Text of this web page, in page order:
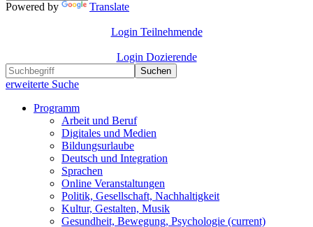
Powered by Translate
Login Teilnehmende
Login Dozierende
Suchen
erweiterte Suche
Programm
Arbeit und Beruf
Digitales und Medien
Bildungsurlaube
Deutsch und Integration
Sprachen
Online Veranstaltungen
Politik, Gesellschaft, Nachhaltigkeit
Kultur, Gestalten, Musik
Gesundheit, Bewegung, Psychologie (current)